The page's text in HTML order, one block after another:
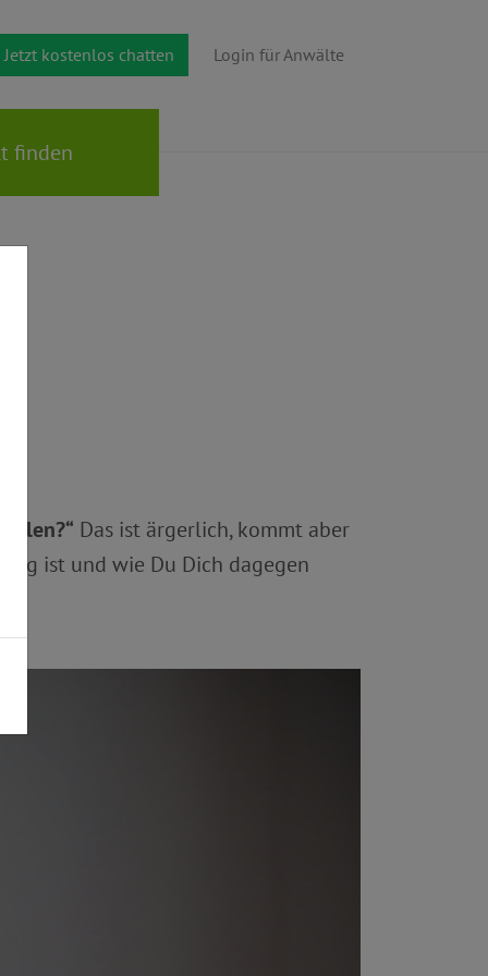
Jetzt kostenlos chatten Login für Anwälte
Das ist ärgerlich, kommt aber
ist und wie Du Dich dagegen